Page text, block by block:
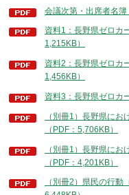
会議次第・出席者名簿
資料1：長野県ゼロカ
1,215KB）
資料2：長野県ゼロカ
1,456KB）
資料3：長野県ゼロカ
（別冊1）長野県にお
（PDF：5,706KB）
（別冊1）長野県にお
（PDF：4,201KB）
（別冊2）県民の行動